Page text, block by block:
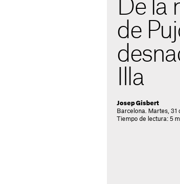
De la
de
Illa
Josep Gisbert
Barcelona. Martes,
Tiempo de lectura: 5